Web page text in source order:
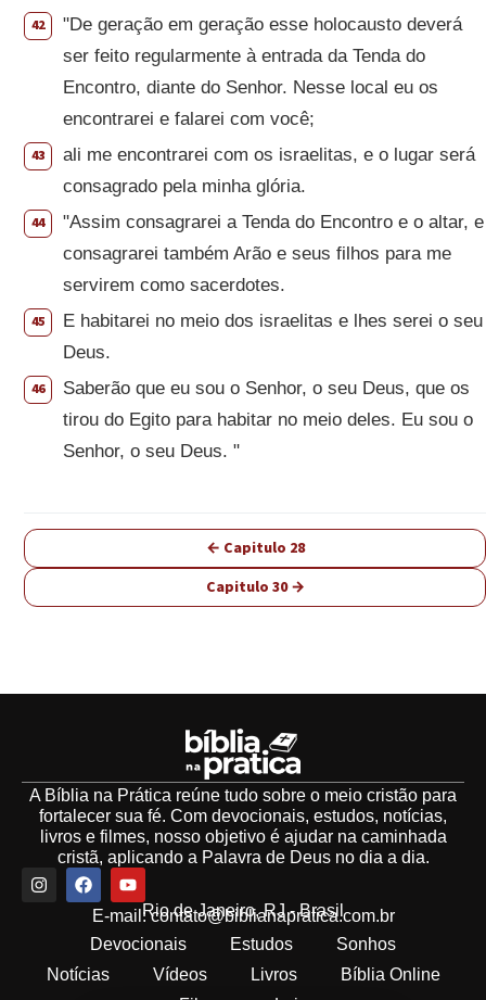
42
"De geração em geração esse holocausto deverá
ser feito regularmente à entrada da Tenda do
Encontro, diante do Senhor. Nesse local eu os
encontrarei e falarei com você;
43
ali me encontrarei com os israelitas, e o lugar será
consagrado pela minha glória.
44
"Assim consagrarei a Tenda do Encontro e o altar, e
consagrarei também Arão e seus filhos para me
servirem como sacerdotes.
45
E habitarei no meio dos israelitas e lhes serei o seu
Deus.
46
Saberão que eu sou o Senhor, o seu Deus, que os
tirou do Egito para habitar no meio deles. Eu sou o
Senhor, o seu Deus. "
← Capitulo 28
Capitulo 30 →
A Bíblia na Prática reúne tudo sobre o meio cristão para
fortalecer sua fé. Com devocionais, estudos, notícias,
livros e filmes, nosso objetivo é ajudar na caminhada
cristã, aplicando a Palavra de Deus no dia a dia.
Rio de Janeiro, RJ - Brasil
E-mail:contato@biblianapratica.com.br
Devocionais
Estudos
Sonhos
Notícias
Vídeos Livros
Bíblia Online